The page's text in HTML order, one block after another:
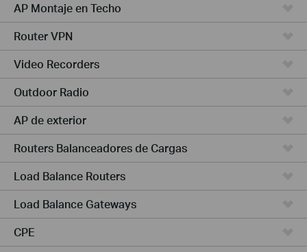
AP Montaje en Techo
Router VPN
Video Recorders
Outdoor Radio
AP de exterior
Routers Balanceadores de Cargas
Load Balance Routers
Load Balance Gateways
CPE